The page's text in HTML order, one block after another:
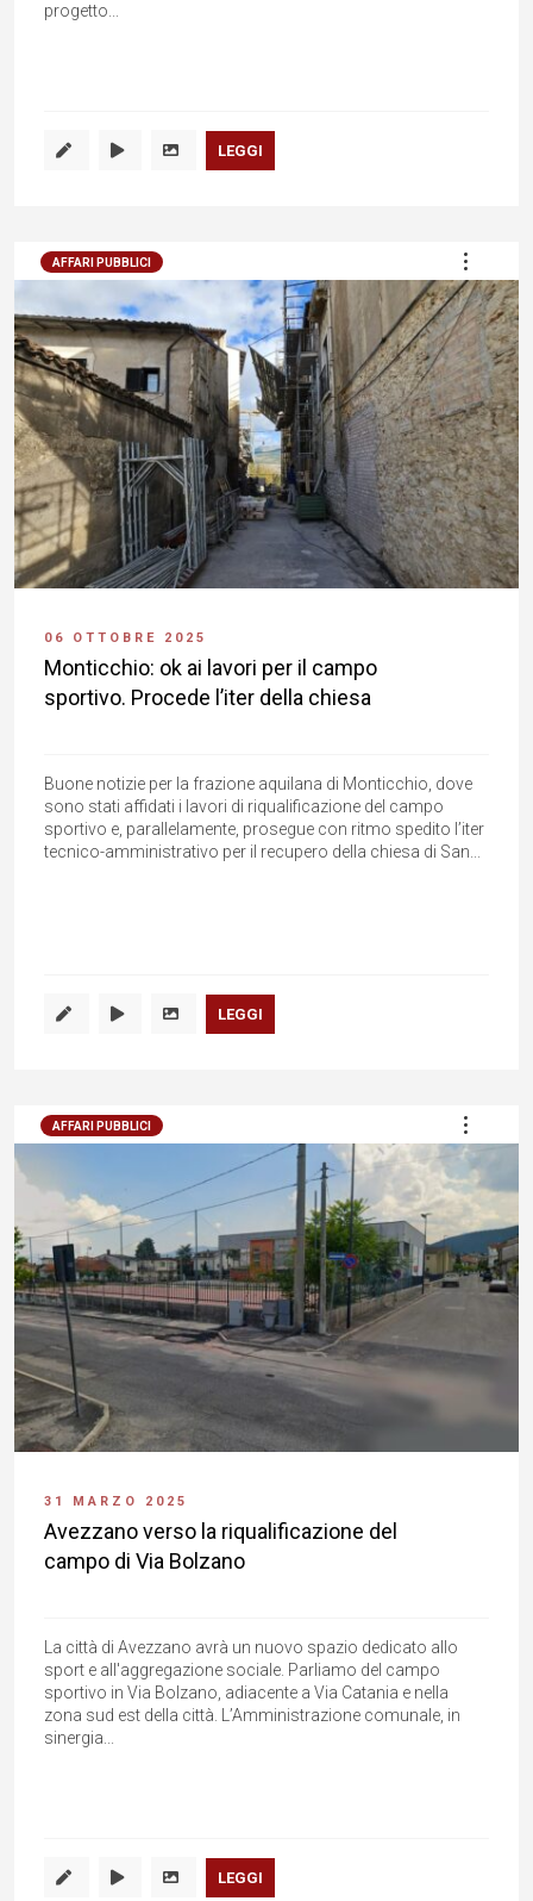
progetto...
LEGGI
AFFARI PUBBLICI
06 OTTOBRE 2025
Monticchio: ok ai lavori per il campo
sportivo. Procede l’iter della chiesa
Buone notizie per la frazione aquilana di Monticchio, dove
sono stati affidati i lavori di riqualificazione del campo
sportivo e, parallelamente, prosegue con ritmo spedito l’iter
tecnico-amministrativo per il recupero della chiesa di San...
LEGGI
AFFARI PUBBLICI
31 MARZO 2025
Avezzano verso la riqualificazione del
campo di Via Bolzano
La città di Avezzano avrà un nuovo spazio dedicato allo
sport e all'aggregazione sociale. Parliamo del campo
sportivo in Via Bolzano, adiacente a Via Catania e nella
zona sud est della città. L’Amministrazione comunale, in
sinergia...
LEGGI